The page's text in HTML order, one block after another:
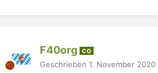
F40org CO
Geschrieben 1. November 2020